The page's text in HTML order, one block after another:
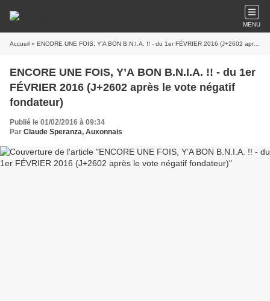
MENU
Accueil » ENCORE UNE FOIS, Y’A BON B.N.I.A. !! - du 1er FÉVRIER 2016 (J+2602 après le vote négatif fondateur)
ENCORE UNE FOIS, Y’A BON B.N.I.A. !! - du 1er
FÉVRIER 2016 (J+2602 après le vote négatif
fondateur)
Publié le 01/02/2016 à 09:34
Par Claude Speranza, Auxonnais